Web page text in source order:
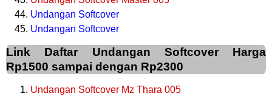
Undangan Softcover
Undangan Softcover
Link Daftar Undangan Softcover Harga
Rp1500 sampai dengan Rp2300
Undangan Softcover Mz Thara 005